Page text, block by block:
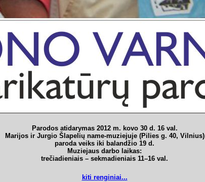
Parodos atidarymas2012 m. kovo 30 d. 16 val.
Marijos ir Jurgio Šlapelių name-muziejuje (Pilies g. 40, Vilnius)
paroda veiks iki balandžio 19 d.
Muziejaus darbo laikas:
trečiadieniais – sekmadieniais 11–16 val.
kiti renginiai...